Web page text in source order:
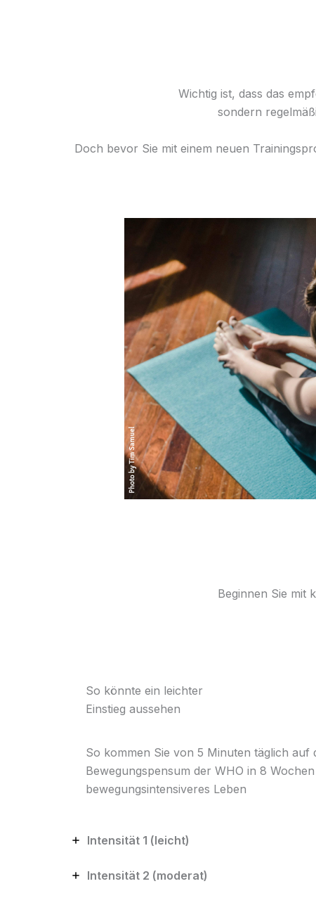
Wichtig ist, dass das
sondern
Doch bevor Sie mit einem neuen
Beginnen Sie mit
So könnte ein leichter
Einstieg aussehen
So kommen Sie von 5 Minuten täglich auf
Bewegungspensum der WHO in 8
bewegungsintensiveres Leben
Intensität 1 (leicht)
Intensität 2 (moderat)